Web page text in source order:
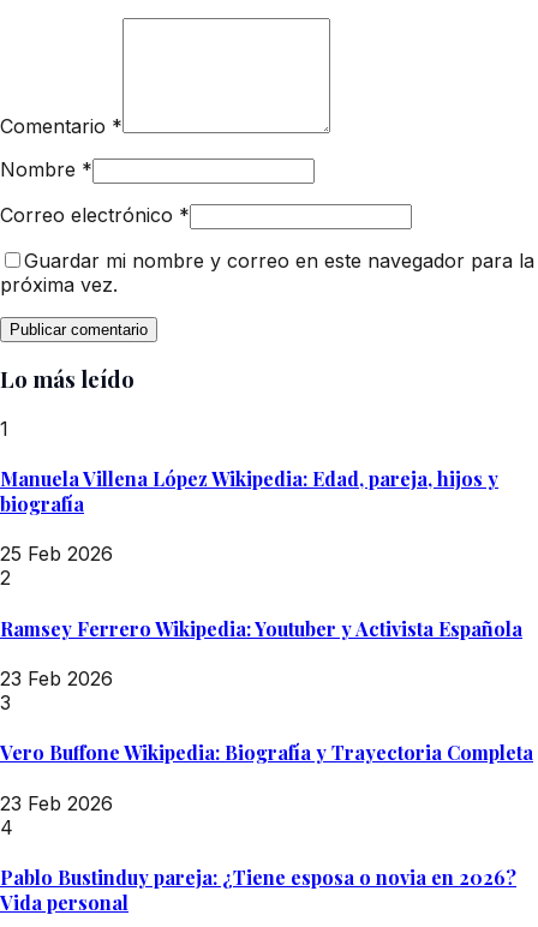
Comentario *
Nombre *
Correo electrónico *
Guardar mi nombre y correo en este navegador para la
próxima vez.
Lo más leído
1
Manuela Villena López Wikipedia: Edad, pareja, hijos y
biografía
25 Feb 2026
2
Ramsey Ferrero Wikipedia: Youtuber y Activista Española
23 Feb 2026
3
Vero Buffone Wikipedia: Biografía y Trayectoria Completa
23 Feb 2026
4
Pablo Bustinduy pareja: ¿Tiene esposa o novia en 2026?
Vida personal